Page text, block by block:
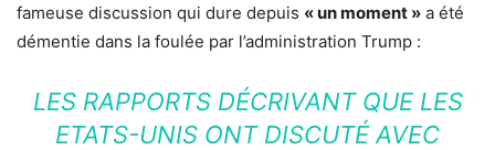
fameuse discussion qui dure depuis « un moment » a été
démentie dans la foulée par l’administration Trump :
LES RAPPORTS DÉCRIVANT QUE LES
ETATS-UNIS ONT DISCUTÉ AVEC